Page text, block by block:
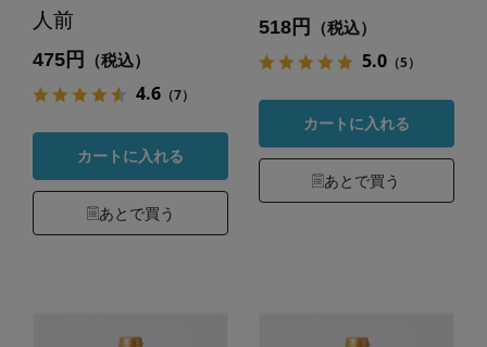
人前
475円 （税込）
4.6（7）
カートに入れる
あとで買う
518円 （税込）
5.0（5）
カートに入れる
あとで買う